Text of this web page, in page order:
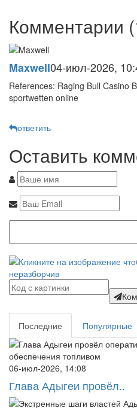
Комментарии
Maxwell04-июл-2026,
References: Raging Bull Casino
sportwetten online
ответить
Оставить
Последние Популярные
06-июл-2026, 14:08
Глава Адыгеи провёл..